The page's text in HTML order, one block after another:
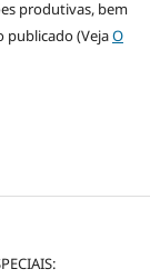
produtivas, bem
publicado (VejaO